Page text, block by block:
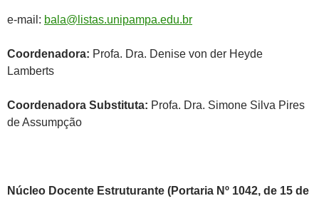
e-mail: bala@listas.unipampa.edu.br
Coordenadora: Profa. Dra. Denise von der Heyde
Lamberts
Coordenadora Substituta: Profa. Dra. Simone Silva Pires
de Assumpção
Núcleo Docente Estruturante (Portaria Nº 1042, de 15 de